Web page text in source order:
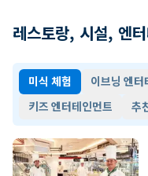
레스토랑, 시설, 엔
미식 체험 이브닝 엔터
키즈 엔터테인먼트
추